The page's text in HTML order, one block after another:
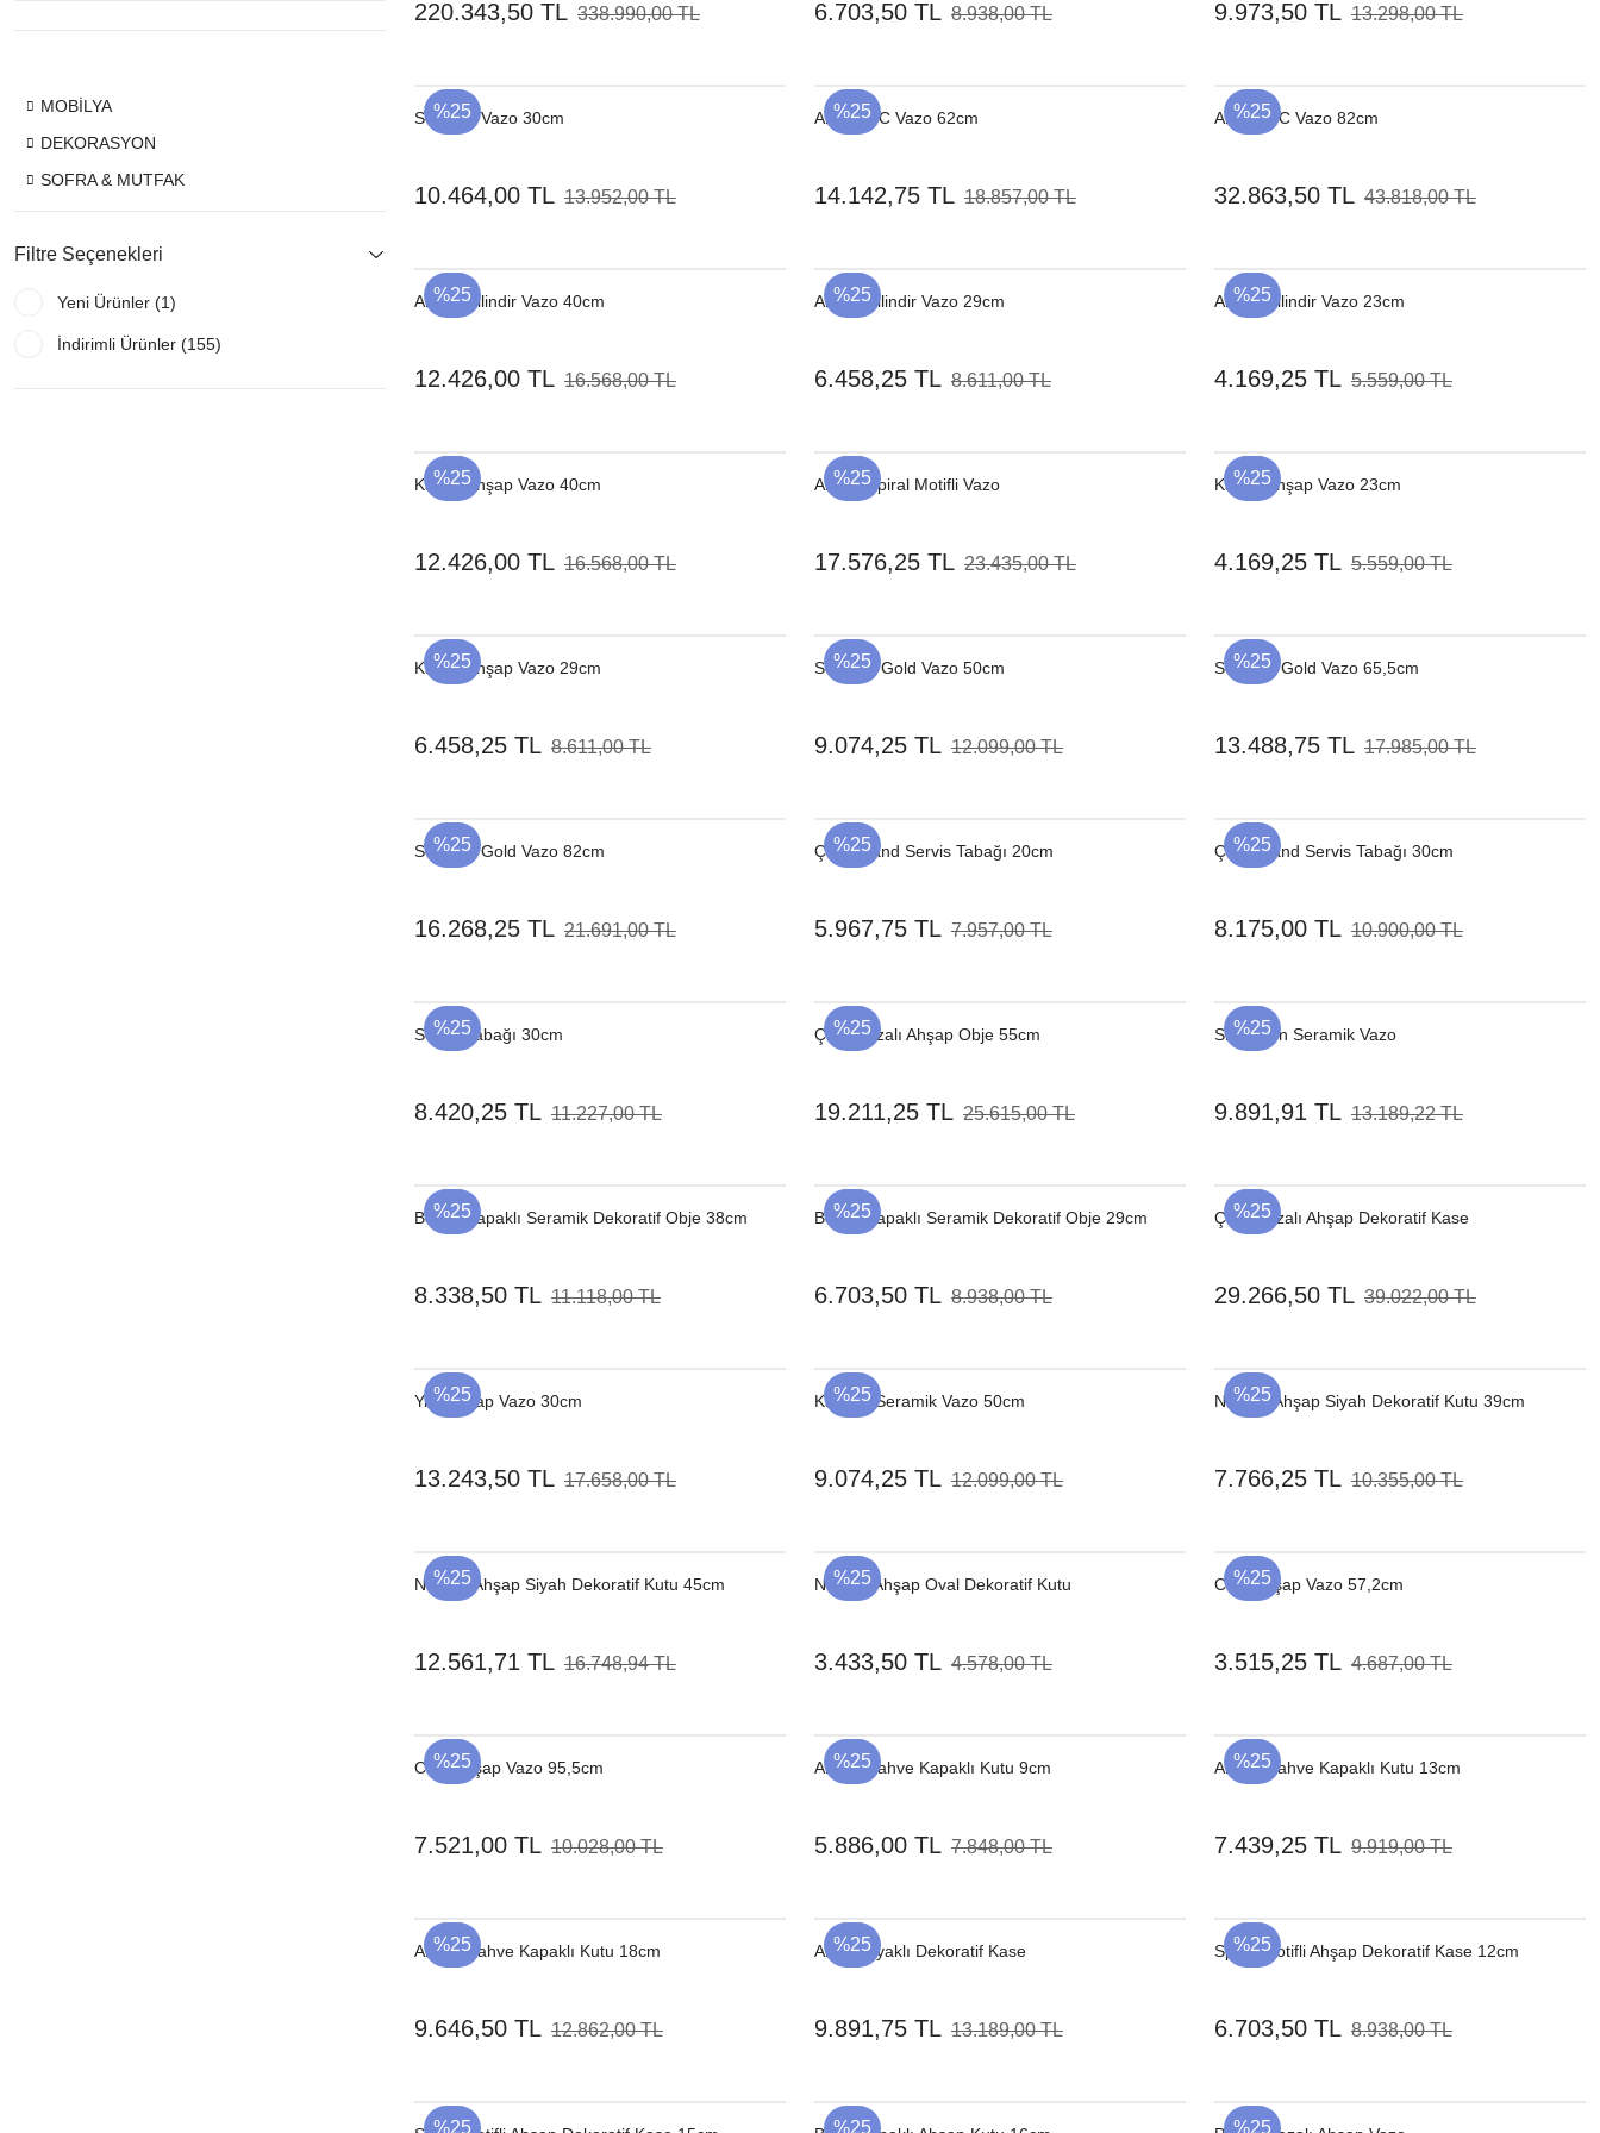
MOBİLYA
DEKORASYON
SOFRA & MUTFAK
Filtre Seçenekleri
Yeni Ürünler (1)
İndirimli Ürünler (155)
220.343,50 TL 338.990,00 TL 6.703,50 TL 8.938,00 TL 9.973,50 TL 13.298,00 TL
%25
Seramik Vazo 30cm
10.464,00 TL 13.952,00 TL
%25
Ahşap NC Vazo 62cm
14.142,75 TL 18.857,00 TL
%25
Ahşap NC Vazo 82cm
32.863,50 TL 43.818,00 TL
%25
Ahşap Silindir Vazo 40cm
12.426,00 TL 16.568,00 TL
%25
Ahşap Silindir Vazo 29cm
6.458,25 TL 8.611,00 TL
%25
Ahşap Silindir Vazo 23cm
4.169,25 TL 5.559,00 TL
%25
Kahve Ahşap Vazo 40cm
12.426,00 TL 16.568,00 TL
%25
Ahşap Spiral Motifli Vazo
17.576,25 TL 23.435,00 TL
%25
Kahve Ahşap Vazo 23cm
4.169,25 TL 5.559,00 TL
%25
Kahve Ahşap Vazo 29cm
6.458,25 TL 8.611,00 TL
%25
Seramik Gold Vazo 50cm
9.074,25 TL 12.099,00 TL
%25
Seramik Gold Vazo 65,5cm
13.488,75 TL 17.985,00 TL
%25
Seramik Gold Vazo 82cm
16.268,25 TL 21.691,00 TL
%25
Çelik Stand Servis Tabağı 20cm
5.967,75 TL 7.957,00 TL
%25
Çelik Stand Servis Tabağı 30cm
8.175,00 TL 10.900,00 TL
%25
Servis Tabağı 30cm
8.420,25 TL 11.227,00 TL
%25
Çelik Bazalı Ahşap Obje 55cm
19.211,25 TL 25.615,00 TL
%25
Shagreen Seramik Vazo
9.891,91 TL 13.189,22 TL
%25
Beyaz Kapaklı Seramik Dekoratif Obje 38cm
8.338,50 TL 11.118,00 TL
%25
Beyaz Kapaklı Seramik Dekoratif Obje 29cm
6.703,50 TL 8.938,00 TL
%25
Çelik Bazalı Ahşap Dekoratif Kase
29.266,50 TL 39.022,00 TL
%25
Yivli Ahşap Vazo 30cm
13.243,50 TL 17.658,00 TL
%25
Kapaklı Seramik Vazo 50cm
9.074,25 TL 12.099,00 TL
%25
Naturel Ahşap Siyah Dekoratif Kutu 39cm
7.766,25 TL 10.355,00 TL
%25
Naturel Ahşap Siyah Dekoratif Kutu 45cm
12.561,71 TL 16.748,94 TL
%25
Naturel Ahşap Oval Dekoratif Kutu
3.433,50 TL 4.578,00 TL
%25
Cam Ahşap Vazo 57,2cm
3.515,25 TL 4.687,00 TL
%25
Cam Ahşap Vazo 95,5cm
7.521,00 TL 10.028,00 TL
%25
Ahşap Kahve Kapaklı Kutu 9cm
5.886,00 TL 7.848,00 TL
%25
Ahşap Kahve Kapaklı Kutu 13cm
7.439,25 TL 9.919,00 TL
%25
Ahşap Kahve Kapaklı Kutu 18cm
9.646,50 TL 12.862,00 TL
%25
Ahşap Ayaklı Dekoratif Kase
9.891,75 TL 13.189,00 TL
%25
Spiral Motifli Ahşap Dekoratif Kase 12cm
6.703,50 TL 8.938,00 TL
%25 %25 %25